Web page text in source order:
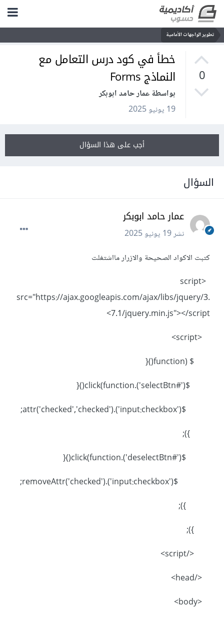
تطوير الواجهات الأمامية
0
خطأ في كود درس التعامل مع
النماذج Forms
بواسطة عمار حامد ابوبكر
19 يونيو 2025
أجب على هذا السؤال
السؤال
عمار حامد ابوبكر
نشر19 يونيو 2025
كتبت الاكواد الصحيحة والازرار مااشتغلت
<script
src="https://ajax.googleapis.com/ajax/libs/jquery/3.
7.1/jquery.min.js"></script>
<script>
$ (function(){
$('#selectBtn').click(function(){
$('input:checkbox').attr('checked','checked');
});
$('#deselectBtn').click(function(){
$('input:checkbox').removeAttr('checked');
});
});
</script>
</head>
<body>